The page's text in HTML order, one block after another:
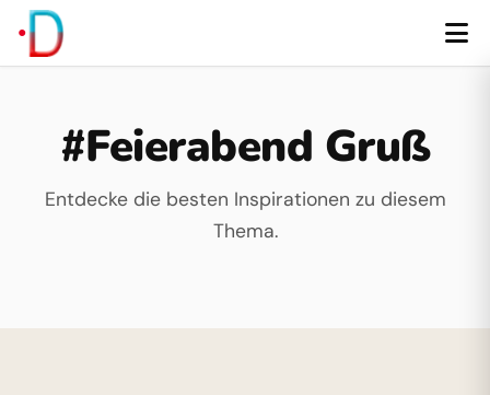
#Feierabend Gruß
Entdecke die besten Inspirationen zu diesem
Thema.